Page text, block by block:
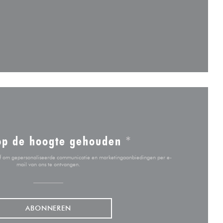
venster))
de hoogte gehouden *
gepersonaliseerde communicatie en marketingaanbiedingen per e-
mail van ons te ontvangen.
ABONNEREN